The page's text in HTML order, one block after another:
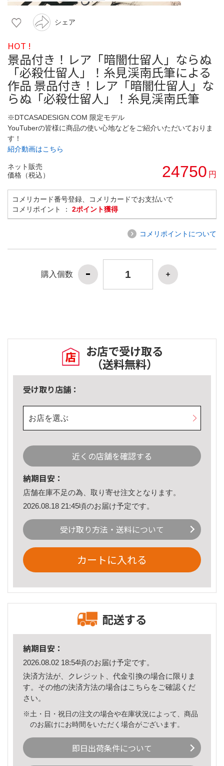
シェア
HOT !
景品付き！レア「暗闇仕留人」ならぬ
「必殺仕留人」！糸見渓南氏筆による
作品 景品付き！レア「暗闇仕留人」な
らぬ「必殺仕留人」！糸見渓南氏筆
※DTCASADESIGN.COM 限定モデル
YouTuberの皆様に商品の使い心地などをご紹介いただいておりま
す！
紹介動画はこちら
ネット販売
価格（税込）
24750 円
コメリカード番号登録、コメリカードでお支払いで
コメリポイント ： 2ポイント獲得
コメリポイントについて
購入個数
お店で受け取る
（送料無料）
受け取り店舗：
お店を選ぶ
近くの店舗を確認する
納期目安：
店舗在庫不足の為、取り寄せ注文となります。
2026.08.18 21:45頃のお届け予定です。
受け取り方法・送料について
カートに入れる
配送する
納期目安：
2026.08.02 18:54頃のお届け予定です。
決済方法が、クレジット、代金引換の場合に限りま
す。その他の決済方法の場合はこちら をご確認くだ
さい。
※土・日・祝日の注文の場合や在庫状況によって、商品
のお届けにお時間をいただく場合がございます。
即日出荷条件について